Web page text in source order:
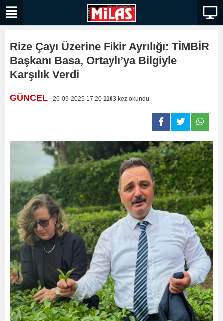
Rize Çayı Üzerine Fikir Ayrılığı: TİMBİR
Başkanı Basa, Ortaylı’ya Bilgiyle
Karşılık Verdi
GÜNCEL - 26-09-2025 17:20 1103 kez okundu.